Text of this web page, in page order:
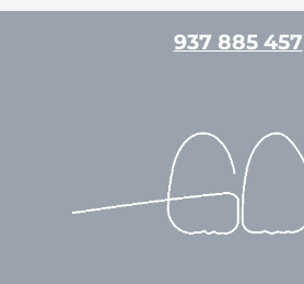
937 885 457
admin